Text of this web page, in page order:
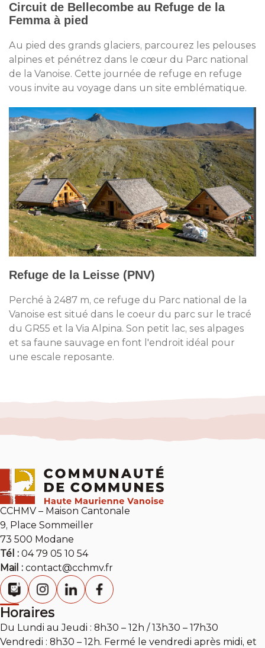
Circuit de Bellecombe au Refuge de la
Femma à pied
Au pied des grands glaciers, parcourez les pelouses
alpines et pénétrez dans le cœur du Parc national
de la Vanoise. Cette journée de refuge en refuge
vous invite au voyage dans un site emblématique.
Refuge de la Leisse (PNV)
Perché à 2487 m, ce refuge du Parc national de la
Vanoise est situé dans le coeur du parc sur le tracé
du GR55 et la Via Alpina. Son petit lac, ses alpages
et sa faune sauvage en font l'endroit idéal pour
une escale reposante.
CCHMV – Maison Cantonale
9, Place Sommeiller
73 500 Modane
Tél : 04 79 05 10 54
Mail : contact@cchmv.fr
Horaires
Du Lundi au Jeudi : 8h30 – 12h / 13h30 – 17h30
Vendredi : 8h30 – 12h. Fermé le vendredi après midi, et